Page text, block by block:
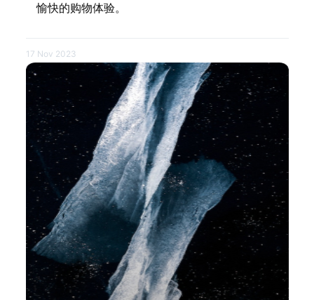
愉快的购物体验。
17 Nov 2023